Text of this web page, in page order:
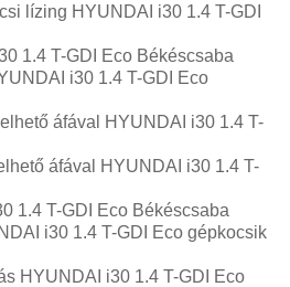
lízing HYUNDAI i30 1.4 T-GDI
1.4 T-GDI Eco Békéscsaba
i30 1.4 T-GDI Eco
áfával HYUNDAI i30 1.4 T-
áfával HYUNDAI i30 1.4 T-
1.4 T-GDI Eco Békéscsaba
i30 1.4 T-GDI Eco gépkocsik
HYUNDAI i30 1.4 T-GDI Eco